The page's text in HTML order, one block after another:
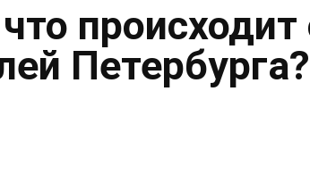
происходит
Петербурга?